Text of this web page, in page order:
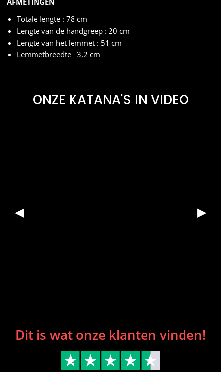
AFMETINGEN
Totale lengte : 78 cm
Lengte van de handgreep : 20 cm
Lengte van het lemmet : 51 cm
Lemmetbreedte : 3,2 cm
ONZE KATANA'S IN VIDEO
◀ ▶
Dit is wat onze klanten vinden!